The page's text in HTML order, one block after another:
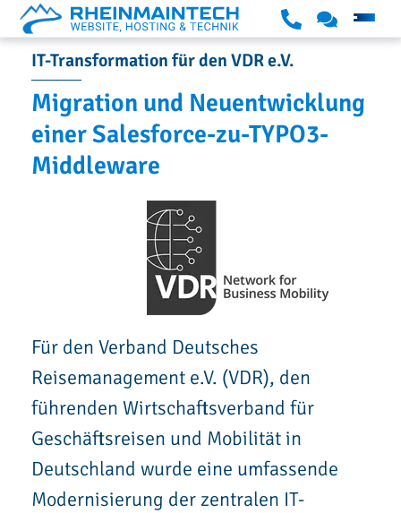
u
p
o
K
t
a
IT-Transformation für den VDR e.V.
Migration und Neuentwicklung
einer Salesforce-zu-TYPO3-
Middleware
Für den Verband Deutsches
Reisemanagement e.V. (VDR), den
führenden Wirtschaftsverband für
Geschäftsreisen und Mobilität in
Deutschland wurde eine umfassende
Modernisierung der zentralen IT-